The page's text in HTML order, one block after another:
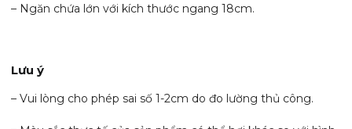
– Ngăn chứa lớn với kích thước ngang 18cm.
Lưu ý
– Vui lòng cho phép sai số 1-2cm do đo lường thủ công.